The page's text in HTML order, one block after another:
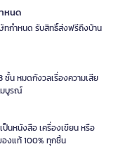
หนด
ทกำหนด รับสิทธิ์ส่งฟรีถึงบ้าน
น หมดกังวลเรื่องความเสีย
มบูรณ์
ป็นหนังสือ เครื่องเขียน หรือ
องแท้ 100% ทุกชิ้น